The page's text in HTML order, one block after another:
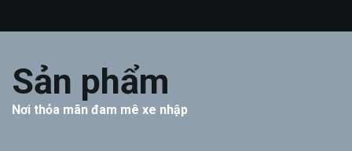
Sản phẩm
Nơi thỏa mãn đam mê xe nhập